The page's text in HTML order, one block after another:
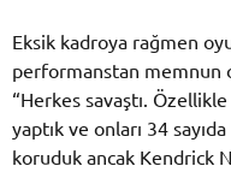
Eksik kadroya rağmen
performanstan memnun
“Herkes savaştı.
yaptık ve onları 34
koruduk ancak Kendrick